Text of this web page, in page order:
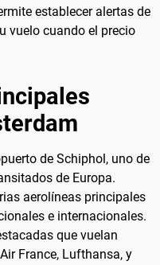
establecer alertas de
vuelo cuando el precio
de Schiphol, uno de
de Europa.
aerolíneas principales
e internacionales.
que vuelan
France, Lufthansa, y